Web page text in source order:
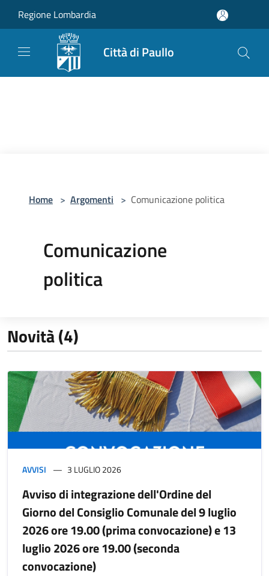
Regione Lombardia
Città di Paullo
Home > Argomenti > Comunicazione politica
Comunicazione
politica
Novità (4)
AVVISI 3 LUGLIO 2026
Avviso di integrazione dell'Ordine del
Giorno del Consiglio Comunale del 9 luglio
2026 ore 19.00 (prima convocazione) e 13
luglio 2026 ore 19.00 (seconda
convocazione)